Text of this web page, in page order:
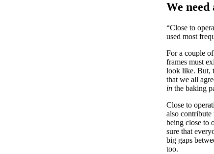
We
“Close to
used most
For a couple
frames must
look like. But,
that we all
in the baking
Close to
also
being close to
sure that
big gaps
too.